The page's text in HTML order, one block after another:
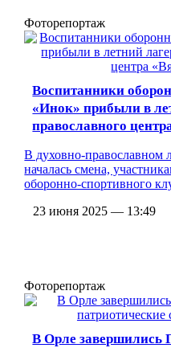
Фоторепортаж
Воспитанники
«Инок» прибыли в
православного
В духовно-православном
началась смена,
оборонно-спортивного
23 июня 2025 — 13:49
Фоторепортаж
В Орле завершились